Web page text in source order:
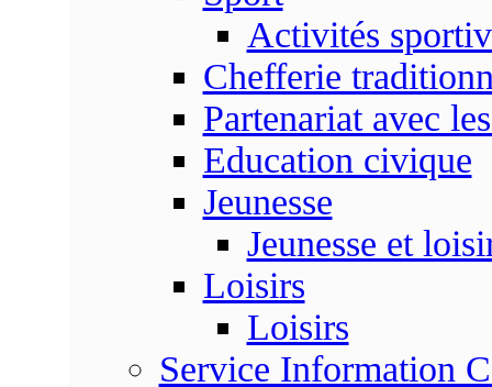
Activités
Chefferie
Partenariat avec
Education civique
Jeunesse
Jeunesse et
Loisirs
Loisirs
Service Information